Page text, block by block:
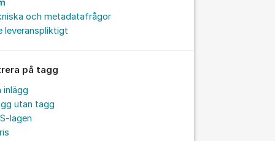
och metadatafrågor
leveranspliktigt
på tagg
inlägg
utan tagg
lagen